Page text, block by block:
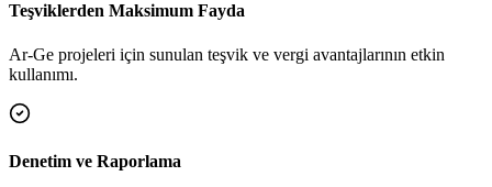
Teşviklerden Maksimum Fayda
Ar-Ge projeleri için sunulan teşvik ve vergi avantajlarının etkin
kullanımı.
Denetim ve Raporlama